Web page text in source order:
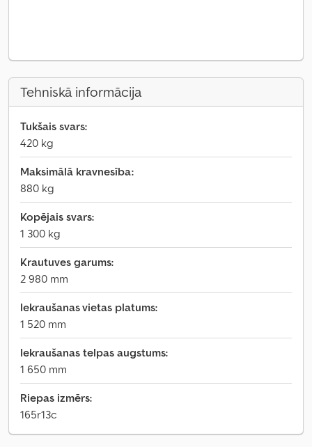
Tehniskā informācija
Tukšais svars:
420 kg
Maksimālā kravnesība:
880 kg
Kopējais svars:
1 300 kg
Krautuves garums:
2 980 mm
Iekraušanas vietas platums:
1 520 mm
Iekraušanas telpas augstums:
1 650 mm
Riepas izmērs:
165r13c